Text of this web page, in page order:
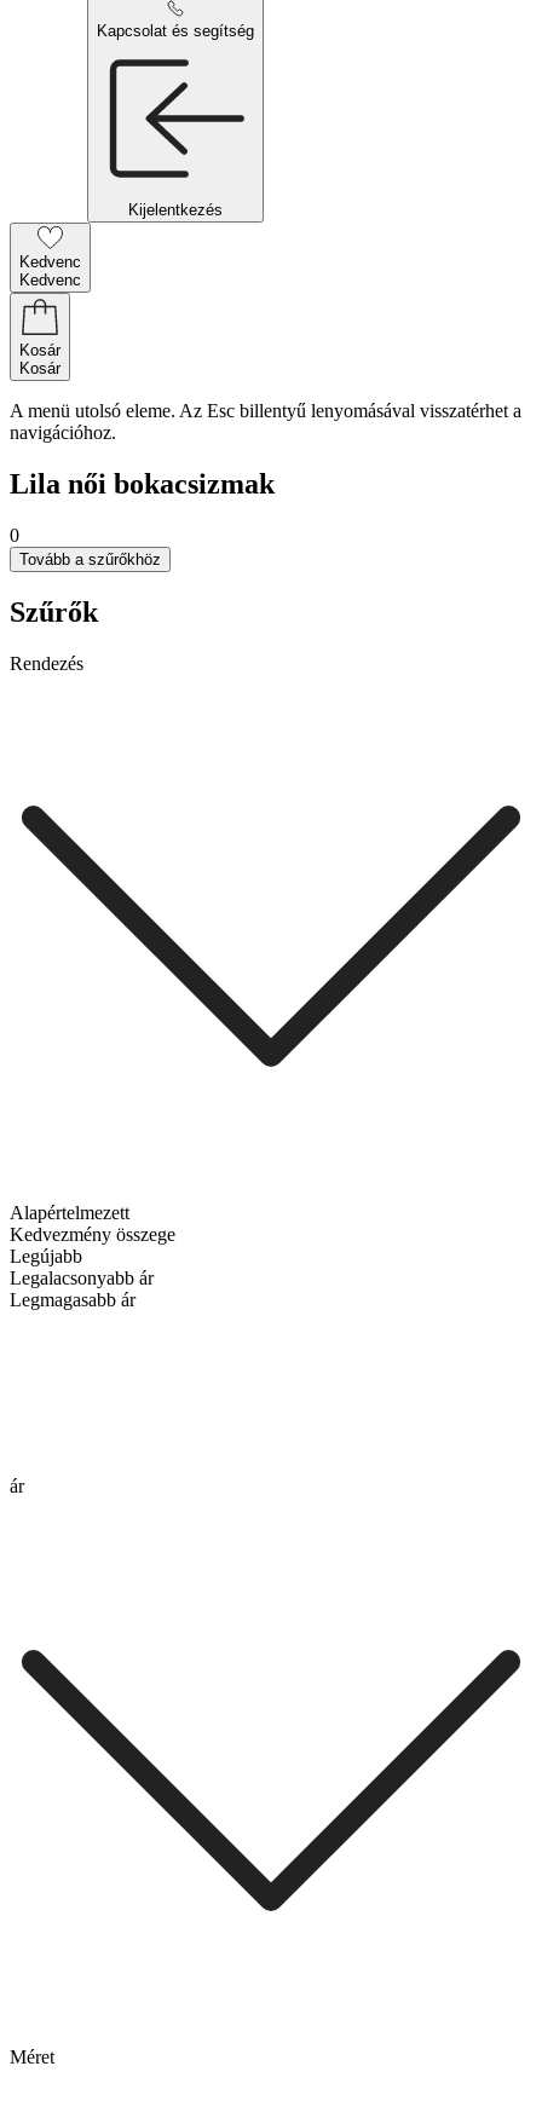
Kapcsolat és segítség
Kijelentkezés
Kedvenc
Kedvenc
Kosár
Kosár
A menü utolsó eleme. Az Esc billentyű lenyomásával visszatérhet a
navigációhoz.
Lila női bokacsizmak
0
Tovább a szűrőkhöz
Szűrők
Rendezés
Alapértelmezett
Kedvezmény összege
Legújabb
Legalacsonyabb ár
Legmagasabb ár
ár
Méret